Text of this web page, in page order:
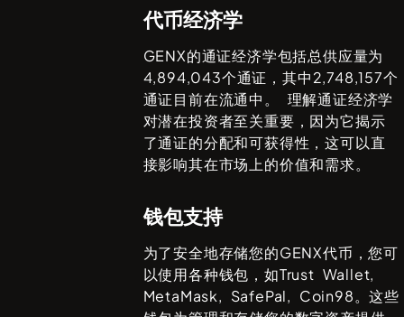
代币经济学
GENX的通证经济学包括总供应量为
4,894,043个通证，其中2,748,157个
通证目前在流通中。 理解通证经济学
对潜在投资者至关重要，因为它揭示
了通证的分配和可获得性，这可以直
接影响其在市场上的价值和需求。
钱包支持
为了安全地存储您的GENX代币，您可
以使用各种钱包，如Trust Wallet,
MetaMask, SafePal, Coin98。这些